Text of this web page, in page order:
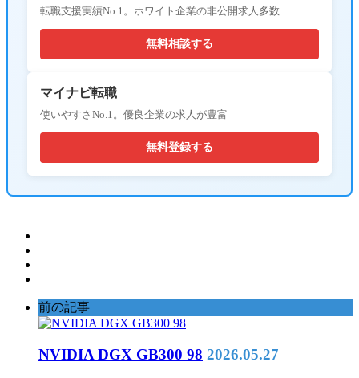
転職支援実績No.1。ホワイト企業の非公開求人多数
無料相談する
マイナビ転職
使いやすさNo.1。優良企業の求人が豊富
無料登録する
前の記事
NVIDIA DGX GB300 98 2026.05.27